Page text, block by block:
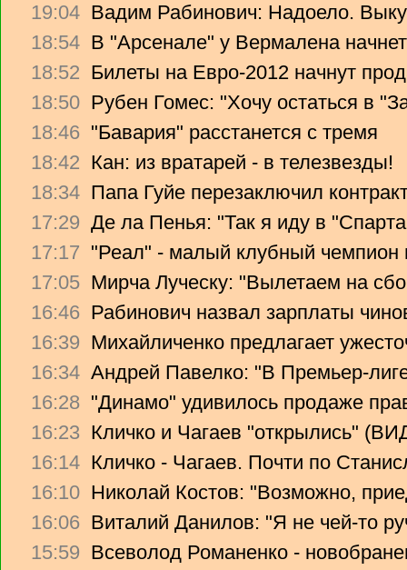
19:04 Вадим Рабинович: Надоело.
18:54 В "Арсенале" у Вермалена
18:52 Билеты на Евро-2012 начнут
18:50 Рубен Гомес: "Хочу остаться в
18:46 "Бавария" расстанется с тремя
18:42 Кан: из вратарей - в телезвезды!
18:34 Папа Гуйе перезаключил
17:29 Де ла Пенья: "Так я иду в
17:17 "Реал" - малый клубный чемпион
17:05 Мирча Луческу: "Вылетаем на
16:46 Рабинович назвал зарплаты
16:39 Михайличенко предлагает
16:34 Андрей Павелко: "В Премьер-
16:28 "Динамо" удивилось продаже
16:23 Кличко и Чагаев "открылись"
16:14 Кличко - Чагаев. Почти по
16:10 Николай Костов: "Возможно,
16:06 Виталий Данилов: "Я не чей-то
15:59 Всеволод Романенко -